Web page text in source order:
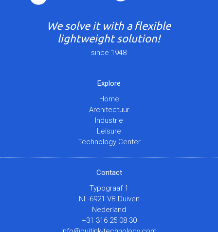
We solve it with a flexible
lightweight solution!
since 1948
Explore
Home
Architectuur
Industrie
Leisure
Technology Center
Contact
Typograaf 1
NL-6921 VB Duiven
Nederland
+31 316 25 08 30